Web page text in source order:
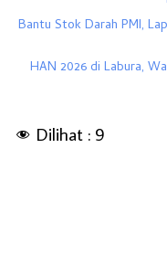
Bantu Stok Darah PMI,
HAN 2026 di Labura,
Dilihat : 9